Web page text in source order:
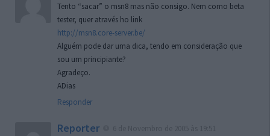
Tento “sacar” o msn8 mas não consigo. Nem como beta
tester, quer através ho link
http://msn8.core-server.be/
Alguém pode dar uma dica, tendo em consideração que
sou um principiante?
Agradeço.
ADias
Responder
Reporter